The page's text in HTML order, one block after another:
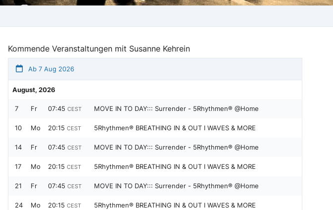
Kommende Veranstaltungen mit Susanne Kehrein
Ab 7 Aug 2026
August, 2026
7 Fr 07:45 CEST MOVE IN TO DAY::: Surrender - 5Rhythmen® @Home
10 Mo 20:15 CEST 5Rhythmen® BREATHING IN & OUT I WAVES & MORE
14 Fr 07:45 CEST MOVE IN TO DAY::: Surrender - 5Rhythmen® @Home
17 Mo 20:15 CEST 5Rhythmen® BREATHING IN & OUT I WAVES & MORE
21 Fr 07:45 CEST MOVE IN TO DAY::: Surrender - 5Rhythmen® @Home
24 Mo 20:15 CEST 5Rhythmen® BREATHING IN & OUT I WAVES & MORE